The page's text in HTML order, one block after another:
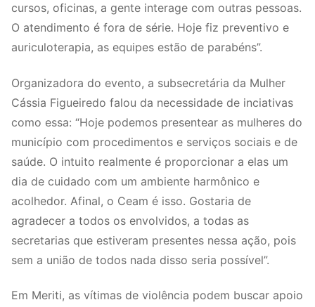
cursos, oficinas, a gente interage com outras pessoas.
O atendimento é fora de série. Hoje fiz preventivo e
auriculoterapia, as equipes estão de parabéns”.
Organizadora do evento, a subsecretária da Mulher
Cássia Figueiredo falou da necessidade de inciativas
como essa: “Hoje podemos presentear as mulheres do
município com procedimentos e serviços sociais e de
saúde. O intuito realmente é proporcionar a elas um
dia de cuidado com um ambiente harmônico e
acolhedor. Afinal, o Ceam é isso. Gostaria de
agradecer a todos os envolvidos, a todas as
secretarias que estiveram presentes nessa ação, pois
sem a união de todos nada disso seria possível”.
Em Meriti, as vítimas de violência podem buscar apoio